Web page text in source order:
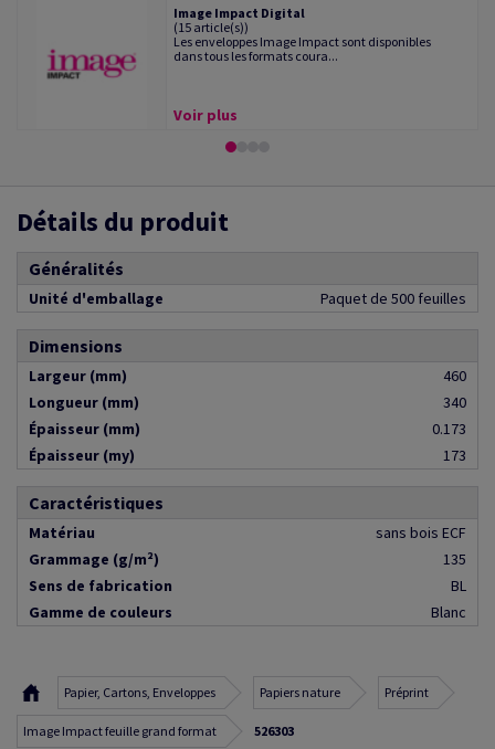
Image Impact Digital
(15 article(s))
Les enveloppes Image Impact sont disponibles
dans tous les formats coura...
Voir plus
Détails du produit
Généralités
Unité d'emballage Paquet de 500 feuilles
Dimensions
Largeur (mm)
460
Longueur (mm)
340
Épaisseur (mm)
0.173
Épaisseur (my)
173
Caractéristiques
Matériau
sans bois ECF
Grammage (g/m²)
135
Sens de fabrication
BL
Gamme de couleurs
Blanc
Papier, Cartons, Enveloppes Papiers nature Préprint
Image Impact feuille grand format 526303